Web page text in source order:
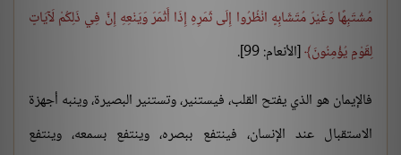
مُشْتَبِهًا وَغَيْرَ مُتَشَابِهٍ انْظُرُوا إِلَى ثَمَرِهِ إِذَا أَثْمَرَ وَيَنْعِهِ إِنَّ فِي ذَلِكُمْ لَآيَاتٍ
لِقَوْمٍ يُؤْمِنُونَ [الأنعام: 99].
فالإيمان هو الذي يفتح القلب، فيستنير، وتستنير البصيرة، وينبه أجهزة
الاستقبال عند الإنسان، فينتفع ببصره، وينتفع بسمعه، وينتفع